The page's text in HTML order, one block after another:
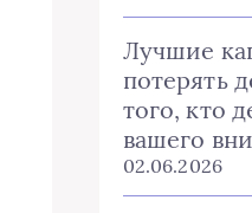
Лучшие
потерять
того, кто
вашего
02.06.2026